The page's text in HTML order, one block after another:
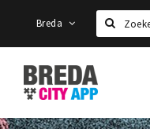
Breda
Zoeken
Stappen
&
Shoppen
Breda